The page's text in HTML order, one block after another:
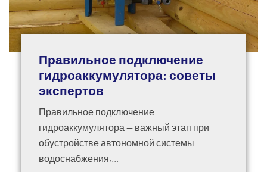
Правильное подключение
гидроаккумулятора: советы
экспертов
Правильное подключение
гидроаккумулятора — важный этап при
обустройстве автономной системы
водоснабжения,...